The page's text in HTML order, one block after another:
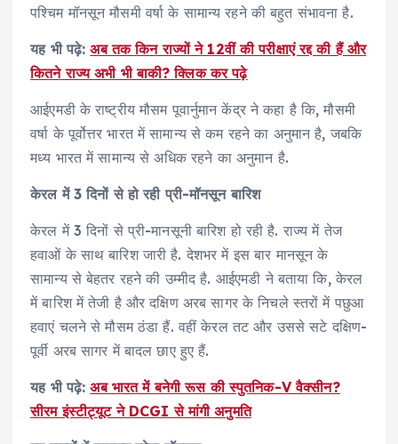
पश्चिम मॉनसून मौसमी वर्षा के सामान्य रहने की बहुत संभावना है.
यह भी पढ़े:अब तक किन राज्यों ने 12वीं की परीक्षाएं रद्द की हैं और
कितने राज्य अभी भी बाकी? क्लिक कर पढ़े
आईएमडी के राष्ट्रीय मौसम पूवार्नुमान केंद्र ने कहा है कि, मौसमी
वर्षा के पूर्वोत्तर भारत में सामान्य से कम रहने का अनुमान है, जबकि
मध्य भारत में सामान्य से अधिक रहने का अनुमान है.
केरल में 3 दिनों से हो रही प्री-मॉनसून बारिश
केरल में 3 दिनों से प्री-मानसूनी बारिश हो रही है. राज्य में तेज
हवाओं के साथ बारिश जारी है. देशभर में इस बार मानसून के
सामान्य से बेहतर रहने की उम्मीद है. आईएमडी ने बताया कि, केरल
में बारिश में तेजी है और दक्षिण अरब सागर के निचले स्तरों में पछुआ
हवाएं चलने से मौसम ठंडा हैं. वहीं केरल तट और उससे सटे दक्षिण-
पूर्वी अरब सागर में बादल छाए हुए हैं.
यह भी पढ़े:अब भारत में बनेगी रूस की स्पुतनिक-V वैक्सीन?
सीरम इंस्टीट्यूट ने DCGI से मांगी अनुमति